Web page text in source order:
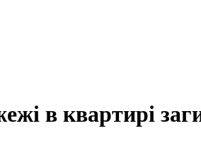
в квартирі